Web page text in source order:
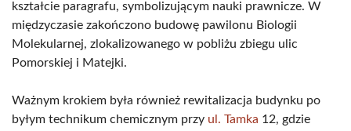
kształcie paragrafu, symbolizującym nauki prawnicze. W
międzyczasie zakończono budowę pawilonu Biologii
Molekularnej, zlokalizowanego w pobliżu zbiegu ulic
Pomorskiej i Matejki.
Ważnym krokiem była również rewitalizacja budynku po
byłym technikum chemicznym przy ul. Tamka 12, gdzie